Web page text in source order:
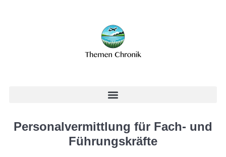
Personalvermittlung für Fach- und
Führungskräfte